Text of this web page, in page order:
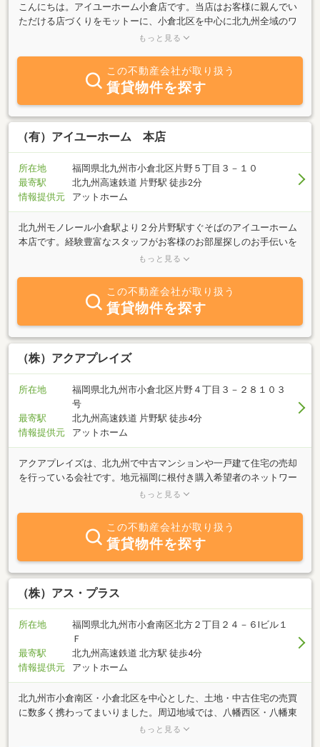
こんにちは。アイユーホーム小倉店です。当店はお客様に親んでい
ただける店づくりをモットーに、小倉北区を中心に北九州全域のワ
ンルーム&ファミリー物件まで多数取り扱ってます。春の新入学生
のニーズに対応出来るようにフットワークの良さでお部屋探しのお
手伝いをさせていただいてます。当社が誇る物件情報数は掲載物件
以外にも多数ありお客様にきっと満足していただけると思います。
公共交通機関でご来店の際は、事前にご連絡頂きましたらＪＲ小倉
駅までお迎えにあがります。お車でご来店の際は、弊社専用駐車場
がございますのでスタッフまでお声かけ下さい。ご連絡、お問い合
もっと見る
この不動産会社が取り扱う
賃貸物件を探す
（有）アイユーホーム 本店
所在地
福岡県北九州市小倉北区片野５丁目３－１０
最寄駅
北九州高速鉄道 片野駅 徒歩2分
情報提供元
アットホーム
北九州モノレール小倉駅より２分片野駅すぐそばのアイユーホーム
本店です。経験豊富なスタッフがお客様のお部屋探しのお手伝いを
致します。小倉地区を中心に市内全域で単身向けのワンルームから
りの広々マンションまで物件情報量地域Ｎｏ１の当店が自信をもっ
てご紹介致します。北九州への転居はもちろん、新入学生の方には
各大学との提携による安心できるお部屋探しに全力でがんばりま
す！掲載物件以外にも多数有りますのでお気軽にお問い合せ下さ
い。
もっと見る
この不動産会社が取り扱う
賃貸物件を探す
（株）アクアプレイズ
所在地
福岡県北九州市小倉北区片野４丁目３－２８１０３
号
最寄駅
北九州高速鉄道 片野駅 徒歩4分
情報提供元
アットホーム
アクアプレイズは、北九州で中古マンションや一戸建て住宅の売却
を行っている会社です。地元福岡に根付き購入希望者のネットワー
クを持っており、スムーズな売却を実現しています。ご購入や売却
談ください。お客様にご満足いただけるよう、積極的にご対応いた
もっと見る
この不動産会社が取り扱う
賃貸物件を探す
（株）アス・プラス
所在地
福岡県北九州市小倉南区北方２丁目２４－６Ⅰビル１
Ｆ
最寄駅
北九州高速鉄道 北方駅 徒歩4分
情報提供元
アットホーム
北九州市小倉南区・小倉北区を中心とした、土地・中古住宅の売買
に数多く携わってまいりました。周辺地域では、八幡西区・八幡東
区・門司区・戸畑区・若松区・直方市・鞍手町・宗像市・水巻町・
もっと見る